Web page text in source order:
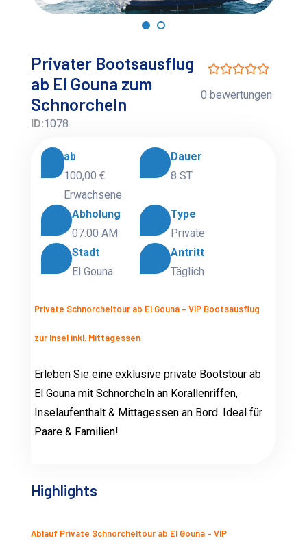
Privater Bootsausflug
ab El Gouna zum
Schnorcheln
ID:1078
0 bewertungen
ab
100,00 €
Erwachsene
Dauer
8 ST
Abholung
07:00 AM
Type
Private
Stadt
El Gouna
Antritt
Täglich
Private Schnorcheltour ab El Gouna – VIP Bootsausflug
zur Insel inkl. Mittagessen
Erleben Sie eine exklusive private Bootstour ab
El Gouna mit Schnorcheln an Korallenriffen,
Inselaufenthalt & Mittagessen an Bord. Ideal für
Paare & Familien!
Highlights
Ablauf Private Schnorcheltour ab El Gouna – VIP